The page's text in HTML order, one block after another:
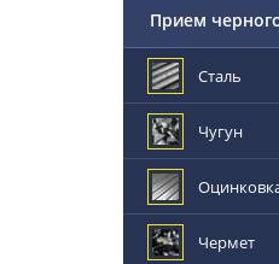
Прием
Сталь
Чугун
Чермет